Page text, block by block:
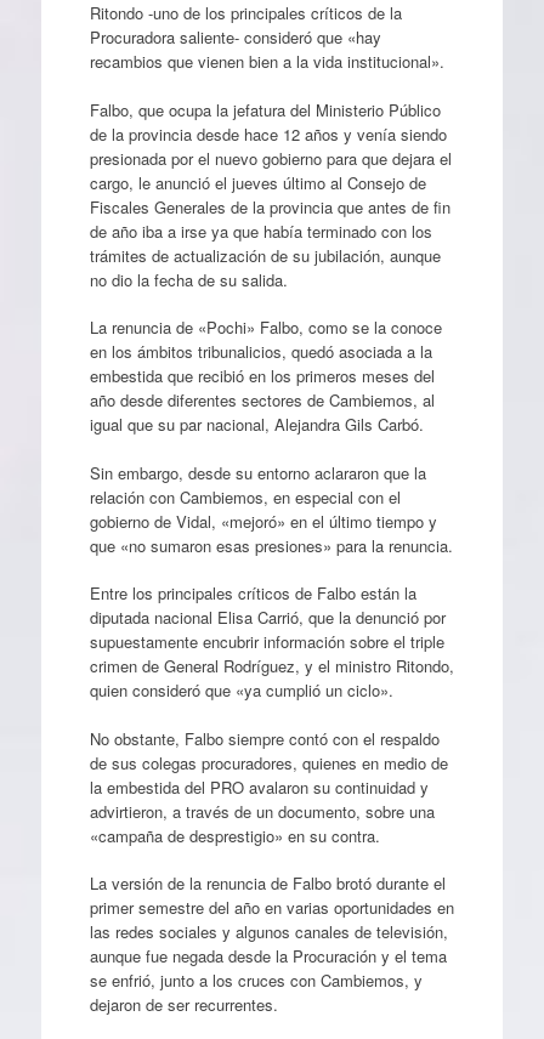
Ritondo -uno de los principales críticos de la
Procuradora saliente- consideró que «hay
recambios que vienen bien a la vida institucional».
Falbo, que ocupa la jefatura del Ministerio Público
de la provincia desde hace 12 años y venía siendo
presionada por el nuevo gobierno para que dejara el
cargo, le anunció el jueves último al Consejo de
Fiscales Generales de la provincia que antes de fin
de año iba a irse ya que había terminado con los
trámites de actualización de su jubilación, aunque
no dio la fecha de su salida.
La renuncia de «Pochi» Falbo, como se la conoce
en los ámbitos tribunalicios, quedó asociada a la
embestida que recibió en los primeros meses del
año desde diferentes sectores de Cambiemos, al
igual que su par nacional, Alejandra Gils Carbó.
Sin embargo, desde su entorno aclararon que la
relación con Cambiemos, en especial con el
gobierno de Vidal, «mejoró» en el último tiempo y
que «no sumaron esas presiones» para la renuncia.
Entre los principales críticos de Falbo están la
diputada nacional Elisa Carrió, que la denunció por
supuestamente encubrir información sobre el triple
crimen de General Rodríguez, y el ministro Ritondo,
quien consideró que «ya cumplió un ciclo».
No obstante, Falbo siempre contó con el respaldo
de sus colegas procuradores, quienes en medio de
la embestida del PRO avalaron su continuidad y
advirtieron, a través de un documento, sobre una
«campaña de desprestigio» en su contra.
La versión de la renuncia de Falbo brotó durante el
primer semestre del año en varias oportunidades en
las redes sociales y algunos canales de televisión,
aunque fue negada desde la Procuración y el tema
se enfrió, junto a los cruces con Cambiemos, y
dejaron de ser recurrentes.